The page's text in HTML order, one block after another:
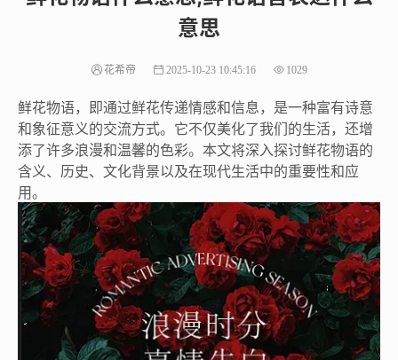
意思
花希帝 2025-10-23 10:45:16 1029
鲜花物语，即通过鲜花传递情感和信息，是一种富有诗意
和象征意义的交流方式。它不仅美化了我们的生活，还增
添了许多浪漫和温馨的色彩。本文将深入探讨鲜花物语的
含义、历史、文化背景以及在现代生活中的重要性和应
用。